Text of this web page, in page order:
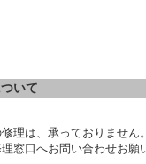
いて
理は、承っておりません。
窓口へお問い合わせお願